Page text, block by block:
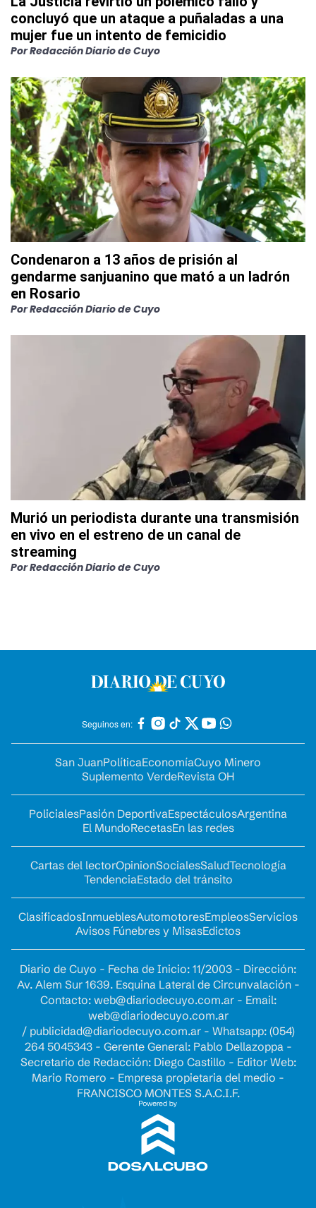
concluyó que un ataque a puñaladas a una
mujer fue un intento de femicidio
PorRedacción Diario de Cuyo
Condenaron a 13 años de prisión al
gendarme sanjuanino que mató a un ladrón
en Rosario
PorRedacción Diario de Cuyo
Murió un periodista durante una transmisión
en vivo en el estreno de un canal de
streaming
PorRedacción Diario de Cuyo
Seguinos en:
San JuanPolíticaEconomíaCuyo Minero
Suplemento VerdeRevista OH
PolicialesPasión DeportivaEspectáculosArgentina
El MundoRecetasEn las redes
Cartas del lectorOpinionSocialesSaludTecnología
TendenciaEstado del tránsito
ClasificadosInmueblesAutomotoresEmpleosServicios
Avisos Fúnebres y MisasEdictos
Diario de Cuyo - Fecha de Inicio: 11/2003 - Dirección:
Av. Alem Sur 1639. Esquina Lateral de Circunvalación -
Contacto: web@diariodecuyo.com.ar- Email:
web@diariodecuyo.com.ar
/ publicidad@diariodecuyo.com.ar- Whatsapp: (054)
264 5045343 - Gerente General: Pablo Dellazoppa -
Secretario de Redacción: Diego Castillo - Editor Web:
Mario Romero - Empresa propietaria del medio -
FRANCISCO MONTES S.A.C.I.F.